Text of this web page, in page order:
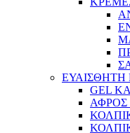
ΕΥΑΙΣΘΗΤΗ
GEL
ΑΦΡΟΣ